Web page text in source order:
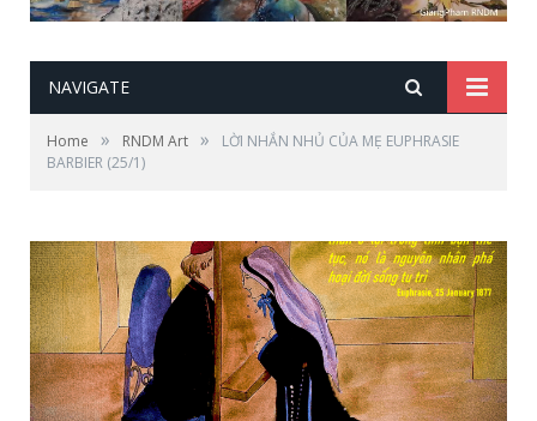
NAVIGATE
Home » RNDM Art »
LỜI NHẮN NHỦ CỦA MẸ EUPHRASIE
BARBIER (25/1)